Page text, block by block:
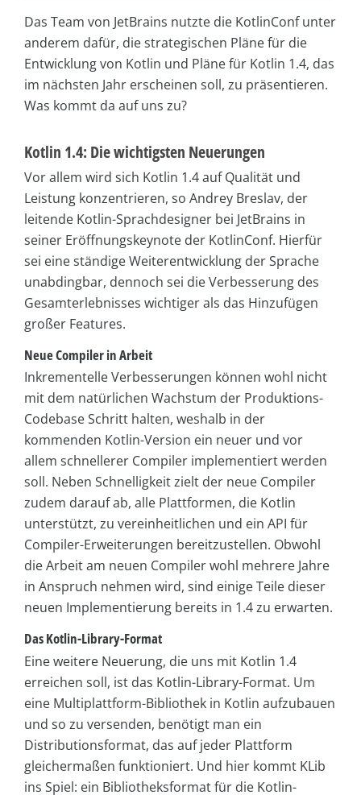
Das Team von JetBrains nutzte die KotlinConf unter
anderem dafür, die strategischen Pläne für die
Entwicklung von Kotlin und Pläne für Kotlin 1.4, das
im nächsten Jahr erscheinen soll, zu präsentieren.
Was kommt da auf uns zu?
Kotlin 1.4: Die wichtigsten Neuerungen
Vor allem wird sich Kotlin 1.4 auf Qualität und
Leistung konzentrieren, so Andrey Breslav, der
leitende Kotlin-Sprachdesigner bei JetBrains in
seiner Eröffnungskeynote der KotlinConf. Hierfür
sei eine ständige Weiterentwicklung der Sprache
unabdingbar, dennoch sei die Verbesserung des
Gesamterlebnisses wichtiger als das Hinzufügen
großer Features.
Neue Compiler in Arbeit
Inkrementelle Verbesserungen können wohl nicht
mit dem natürlichen Wachstum der Produktions-
Codebase Schritt halten, weshalb in der
kommenden Kotlin-Version ein neuer und vor
allem schnellerer Compiler implementiert werden
soll. Neben Schnelligkeit zielt der neue Compiler
zudem darauf ab, alle Plattformen, die Kotlin
unterstützt, zu vereinheitlichen und ein API für
Compiler-Erweiterungen bereitzustellen. Obwohl
die Arbeit am neuen Compiler wohl mehrere Jahre
in Anspruch nehmen wird, sind einige Teile dieser
neuen Implementierung bereits in 1.4 zu erwarten.
Das Kotlin-Library-Format
Eine weitere Neuerung, die uns mit Kotlin 1.4
erreichen soll, ist das Kotlin-Library-Format. Um
eine Multiplattform-Bibliothek in Kotlin aufzubauen
und so zu versenden, benötigt man ein
Distributionsformat, das auf jeder Plattform
gleichermaßen funktioniert. Und hier kommt KLib
ins Spiel: ein Bibliotheksformat für die Kotlin-